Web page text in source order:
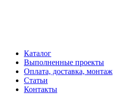
Каталог
Выполненные проекты
Оплата, доставка, монтаж
Статьи
Контакты